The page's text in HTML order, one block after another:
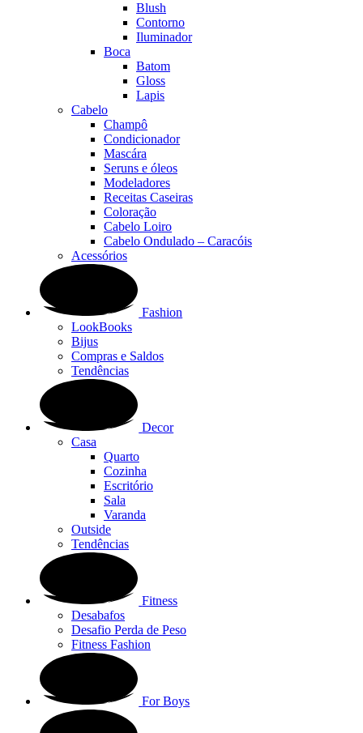
Blush
Contorno
Iluminador
Boca
Batom
Gloss
Lapis
Cabelo
Champô
Condicionador
Mascára
Seruns e óleos
Modeladores
Receitas Caseiras
Coloração
Cabelo Loiro
Cabelo Ondulado – Caracóis
Acessórios
Fashion
LookBooks
Bijus
Compras e Saldos
Tendências
Decor
Casa
Quarto
Cozinha
Escritório
Sala
Varanda
Outside
Tendências
Fitness
Desabafos
Desafio Perda de Peso
Fitness Fashion
For Boys